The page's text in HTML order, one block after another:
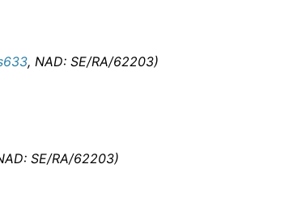
, NAD: SE/RA/62203)
SE/RA/62203)